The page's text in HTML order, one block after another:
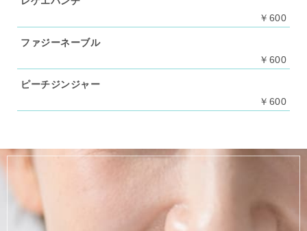
￥600
ファジーネーブル
￥600
ピーチジンジャー
￥600